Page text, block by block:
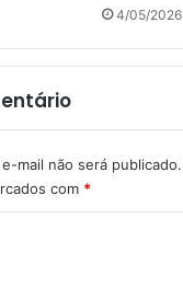
4/05/2026
mail não será publicado.
com *